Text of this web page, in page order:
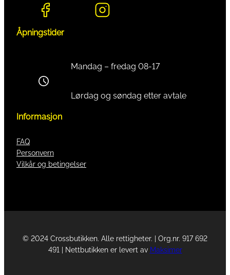
Åpningstider
Mandag – fredag 08-17
Lørdag og søndag etter avtale
Informasjon
FAQ
Personvern
Vilkår og betingelser
© 2024 Crossbutikken. Alle rettigheter. | Org.nr. 917 692
491 | Nettbutikken er levert av Maksimer